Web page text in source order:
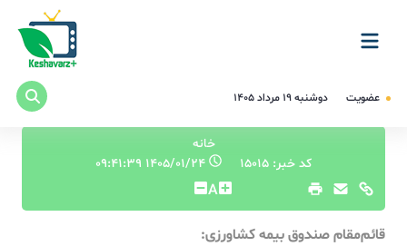
عضویت دوشنبه ۱۹ مرداد ۱۴۰۵
خانه
کد خبر: 15015
۱۴۰۵/۰۱/۲۴ ۰۹:۴۱:۳۹
A
قائم‌مقام صندوق بیمه کشاورزی: